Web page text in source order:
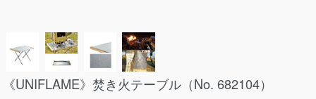
《UNIFLAME》焚き火テーブル（No. 682104）